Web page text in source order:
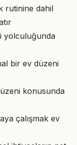
rutinine dahil
yolculuğunda
bir ev düzeni
konusunda
çalışmak ev